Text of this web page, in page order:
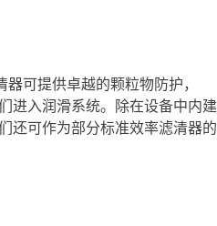
可提供卓越的颗粒物防护，
进入润滑系统。除在设备中内建
还可作为部分标准效率滤清器的
除去一些磨蚀性颗粒，但很多